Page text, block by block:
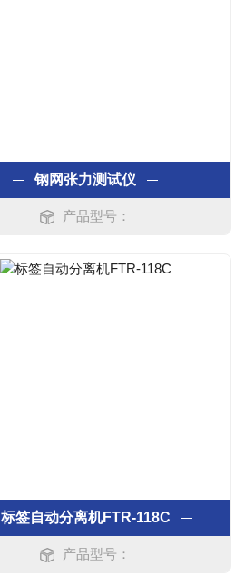
钢网张力测试仪
产品型号：
标签自动分离机FTR-118C
产品型号：